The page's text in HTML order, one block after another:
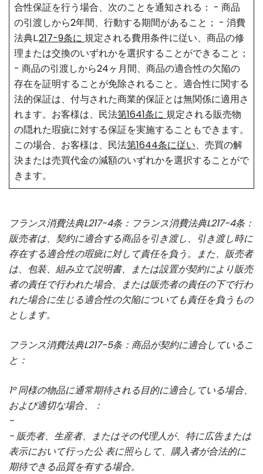
合性保証を行う場合、次のことを通知される： - 商品
の引渡しから2年間、行動する期間があること； - 消費
法典L.217-9条に 規定される費用条件に従い、商品の修
理または交換のいずれかを選択することができること；
- 商品の引渡しから24ヶ月間、商品の適合性の欠陥の
存在を証明することが免除されること。適合性に関する
法的保証は、付与された商業的保証とは無関係に適用さ
れます。お客様は、民法第1641条に 規定される販売物
の隠れた瑕疵に対する保証を実施することもできます。
この場合、お客様は、民法第1644条に従い、売買の解
決または売買代金の減額のいずれかを選択することがで
きます。
フランス消費法典L217-4条：フランス消費法典L217-4条：
販売者は、契約に適合する商品を引き渡し、引き渡し時に
存在する適合性の瑕疵に対して責任を負う。また、販売者
は、包装、組み立て説明書、または設置が契約により販売
者の責任で行われた場合、または販売者の責任の下で行わ
れた場合に生じる適合性の欠陥についても責任を負うもの
とします。
フランス消費法典L217-5条：商品が契約に適合しているこ
と：
1° 同様の物品に通常期待される目的に適合している場合、
および適切な場合、：
-
- 販売者、生産者、またはその代理人が、特に広告または
表示において行った公 表に照らして、購入者が合法的に
期待できる品質を有する場合。